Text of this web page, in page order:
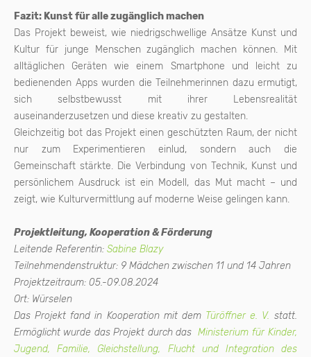
Fazit: Kunst für alle zugänglich machen
Das Projekt beweist, wie niedrigschwellige Ansätze Kunst und
Kultur für junge Menschen zugänglich machen können. Mit
alltäglichen Geräten wie einem Smartphone und leicht zu
bedienenden Apps wurden die Teilnehmerinnen dazu ermutigt,
sich selbstbewusst mit ihrer Lebensrealität
auseinanderzusetzen und diese kreativ zu gestalten.
Gleichzeitig bot das Projekt einen geschützten Raum, der nicht
nur zum Experimentieren einlud, sondern auch die
Gemeinschaft stärkte. Die Verbindung von Technik, Kunst und
persönlichem Ausdruck ist ein Modell, das Mut macht – und
zeigt, wie Kulturvermittlung auf moderne Weise gelingen kann.
Projektleitung, Kooperation & Förderung
Leitende Referentin: Sabine Blazy
Teilnehmendenstruktur: 9 Mädchen zwischen 11 und 14 Jahren
Projektzeitraum: 05.-09.08.2024
Ort: Würselen
Das Projekt fand in Kooperation mit dem Türöffner e. V. statt.
Ermöglicht wurde das Projekt durch das Ministerium für Kinder,
Jugend, Familie, Gleichstellung, Flucht und Integration des